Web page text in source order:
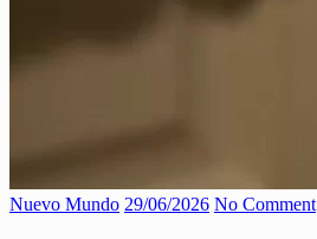
Nuevo Mundo 29/06/2026 No Comment